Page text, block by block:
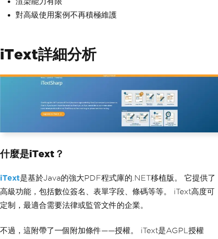
對高級使用案例不再積極維護
iText詳細分析
什麼是iText？
iText是基於Java的強大PDF程式庫的.NET移植版。 它提供了
高級功能，包括數位簽名、表單字段、條碼等等。 iText高度可
定制，最適合需要法律或監管文件的企業。
不過，這附帶了一個附加條件——授權。 iText是AGPL授權